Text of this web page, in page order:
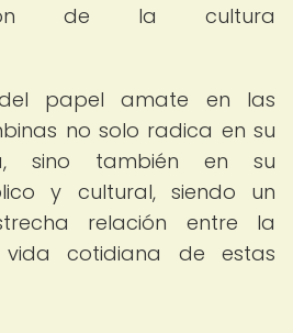
de la cultura
papel amate en las
no solo radica en su
sino también en su
y cultural, siendo un
relación entre la
cotidiana de estas